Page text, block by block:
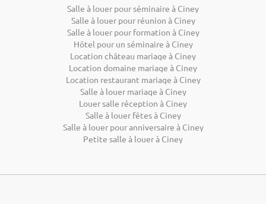
Salle à louer pour séminaire à Ciney
Salle à louer pour réunion à Ciney
Salle à louer pour formation à Ciney
Hôtel pour un séminaire à Ciney
Location château mariage à Ciney
Location domaine mariage à Ciney
Location restaurant mariage à Ciney
Salle à louer mariage à Ciney
Louer salle réception à Ciney
Salle à louer fêtes à Ciney
Salle à louer pour anniversaire à Ciney
Petite salle à louer à Ciney